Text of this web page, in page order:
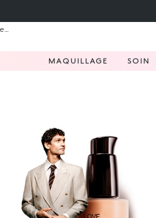
MAQUILLAGE SOIN